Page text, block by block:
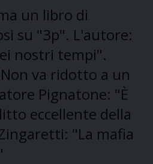
un libro di
su "3p". L'autore:
nostri tempi".
va ridotto a un
Pignatone: "È
eccellente della
"La mafia